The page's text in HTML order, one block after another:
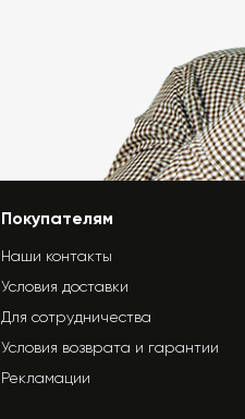
Покупателям
Наши контакты
Условия доставки
Для сотрудничества
Условия возврата и гарантии
Рекламации